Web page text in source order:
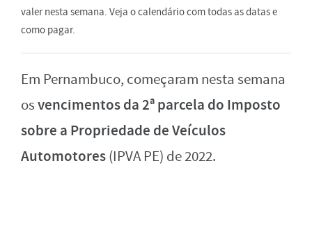
valer nesta semana. Veja o calendário com todas as datas e
como pagar.
Em Pernambuco, começaram nesta semana
osvencimentos da 2ª parcela do Imposto
sobre a Propriedade de Veículos
Automotores(IPVA PE) de 2022.